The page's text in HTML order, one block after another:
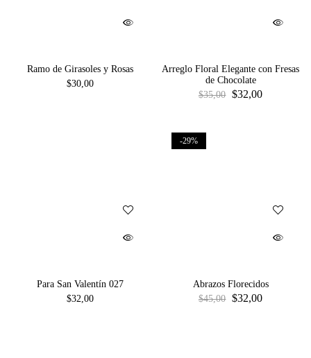
Ramo de Girasoles y Rosas
$30,00
Arreglo Floral Elegante con Fresas
de Chocolate
$35,00 $32,00
Para San Valentín 027
$32,00
-29%
Abrazos Florecidos
$45,00 $32,00